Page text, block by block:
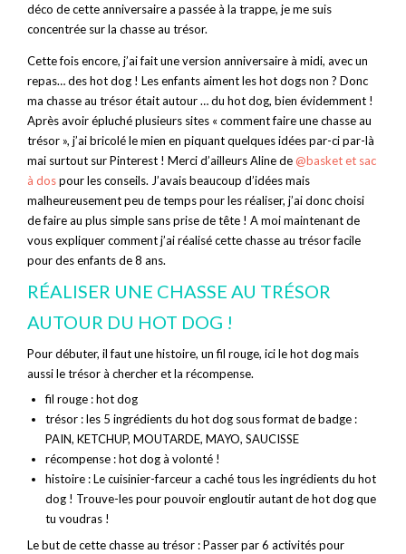
déco de cette anniversaire a passée à la trappe, je me suis
concentrée sur la chasse au trésor.
Cette fois encore, j’ai fait une version anniversaire à midi, avec un
repas… des hot dog ! Les enfants aiment les hot dogs non ? Donc
ma chasse au trésor était autour … du hot dog, bien évidemment !
Après avoir épluché plusieurs sites « comment faire une chasse au
trésor », j’ai bricolé le mien en piquant quelques idées par-ci par-là
mai surtout sur Pinterest ! Merci d’ailleurs Aline de@basket et sac
à dospour les conseils. J’avais beaucoup d’idées mais
malheureusement peu de temps pour les réaliser, j’ai donc choisi
de faire au plus simple sans prise de tête ! A moi maintenant de
vous expliquer comment j’ai réalisé cette chasse au trésor facile
pour des enfants de 8 ans.
RÉALISER UNE CHASSE AU TRÉSOR
AUTOUR DU HOT DOG !
Pour débuter, il faut une histoire, un fil rouge, ici le hot dog mais
aussi le trésor à chercher et la récompense.
fil rouge : hot dog
trésor : les 5 ingrédients du hot dog sous format de badge :
PAIN, KETCHUP, MOUTARDE, MAYO, SAUCISSE
récompense : hot dog à volonté !
histoire : Le cuisinier-farceur a caché tous les ingrédients du hot
dog ! Trouve-les pour pouvoir engloutir autant de hot dog que
tu voudras !
Le but de cette chasse au trésor : Passer par 6 activités pour